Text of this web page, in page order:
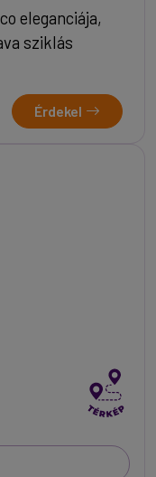
eleganciája,
sziklás
Érdekel